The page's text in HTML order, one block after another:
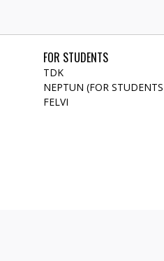
FOR STUDENTS
TDK
NEPTUN (FOR
FELVI